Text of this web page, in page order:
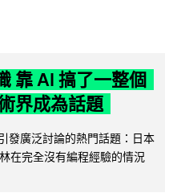
靠 AI 搞了一整個
界成為話題
發廣泛討論的熱門話題：日本
在完全沒有編程經驗的情況